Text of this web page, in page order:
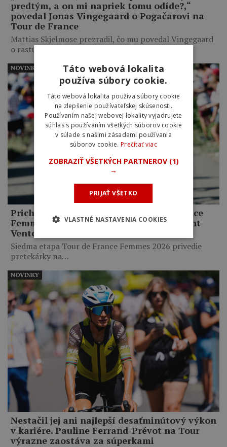
predtým, a on mi napriek tomu odíde?,“
povedal Jonas Vingegaard o Pogačarovi na
Tour de France
Mattias Skjelmose prezradil, čo mu povedal Vingegaard
o rastúcom výkonnostnom…
Prichádza najťažšia skúška Tour de France
Femmes. Favoritky čaká legendárny Mont
Ventoux
Siedma etapa Tour de France Femmes 2026 privedie
pretekárky na…
NOVINKY
Nestačil jej ani najlepší desaťminútový výkon
v kariére. Pauline Ferrand-Prévot na Tour
výrazne zaostáva za súperkami
NOVINKY
Táto webová lokalita
používa súbory cookie.
Táto webová lokalita používa súbory cookie
na zlepšenie používateľskej skúsenosti.
Používaním našej webovej lokality vyjadrujete
súhlas s používaním všetkých súborov cookie
v súlade s našimi zásadami používania
súborov cookie. Prečítať viac
ZOBRAZIŤ VŠETKÝCH PARTNEROV (1)
→
PRIJAŤ VŠETKO
VLASTNÉ NASTAVENIA COOKIES